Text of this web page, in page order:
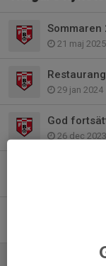
21 maj 2025
29 jan 2024
God
26 dec 2023
Uppehåll
Ändrade